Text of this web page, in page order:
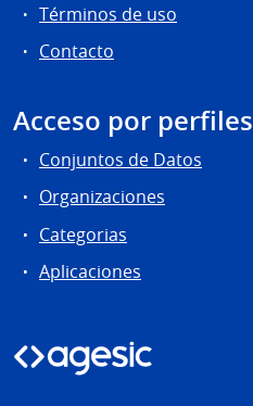
Términos de uso
Contacto
Acceso por perfiles
Conjuntos de Datos
Organizaciones
Categorias
Aplicaciones